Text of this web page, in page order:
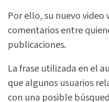
Por ello, su nuevo
comentarios entre
publicaciones.
La frase utilizada en el
que algunos usuarios
con una posible